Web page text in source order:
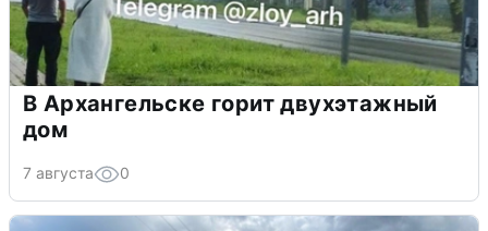
В Архангельске горит двухэтажный
дом
7 августа 0